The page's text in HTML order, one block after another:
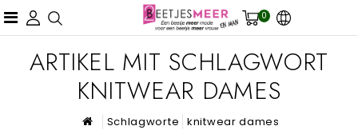
0
ARTIKEL MIT SCHLAGWORT
KNITWEAR DAMES
Schlagworte knitwear dames